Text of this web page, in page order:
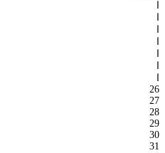
26
27
28
29
30
31